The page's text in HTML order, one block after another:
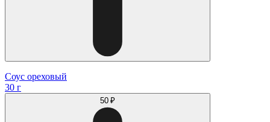
Соус ореховый
30 г
50 ₽